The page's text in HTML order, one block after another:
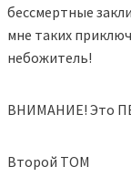
бессмертные
мне таких
небожитель!
ВНИМАНИЕ! Это
Второй ТОМ